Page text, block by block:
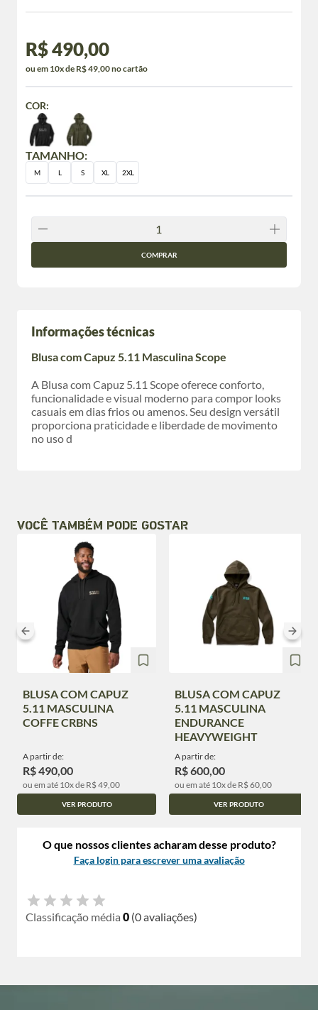
R$ 490,00
ou em 10x de R$ 49,00 no cartão
TAMANHO:
M L S XL 2XL
COR:
COMPRAR
Informações técnicas
Blusa com Capuz 5.11 Masculina Scope
A Blusa com Capuz 5.11 Scope oferece conforto,
funcionalidade e visual moderno para compor looks
casuais em dias frios ou amenos. Seu design versátil
proporciona praticidade e liberdade de movimento
no uso d
VOCÊ TAMBÉM PODE GOSTAR
BLUSA COM CAPUZ
5.11 MASCULINA
COFFE CRBNS
A partir de:
R$ 490,00
ou em até 10x de R$ 49,00
VER PRODUTO
BLUSA COM CAPUZ
5.11 MASCULINA
ENDURANCE
HEAVYWEIGHT
A partir de:
R$ 600,00
ou em até 10x de R$ 60,00
VER PRODUTO
O que nossos clientes acharam desse produto?
Faça login para escrever uma avaliação
Classificação média 0 (0 avaliações)